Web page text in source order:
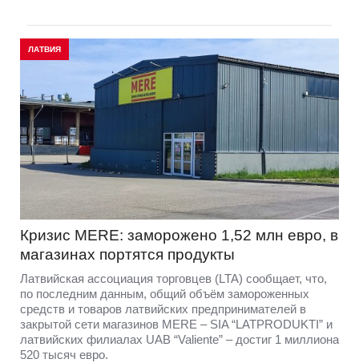
ЛАТВИЯ
Кризис MERE: заморожено 1,52 млн евро, в
магазинах портятся продукты
Латвийская ассоциация торговцев (LTA) сообщает, что,
по последним данным, общий объём замороженных
средств и товаров латвийских предпринимателей в
закрытой сети магазинов MERE – SIA “LATPRODUKTI” и
латвийских филиалах UAB “Valiente” – достиг 1 миллиона
520 тысяч евро.